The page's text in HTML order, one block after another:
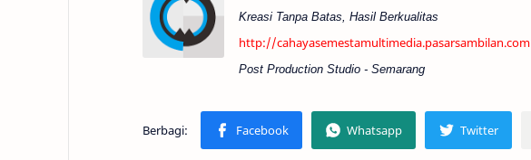
Kreasi Tanpa Batas, Hasil Berkualitas
http://cahayasemestamultimedia.pasarsambilan.com
Post Production Studio - Semarang